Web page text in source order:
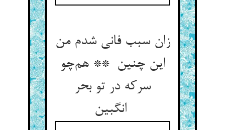
زان سبب فانی شدم من
این چنین ** هم‌چو
سرکه در تو بحر